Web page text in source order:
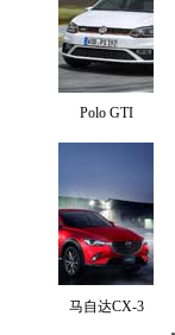
Polo GTI
马自达CX-3